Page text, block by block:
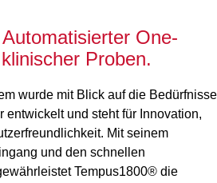
One-
Proben.
wurde mit Blick auf die Bedürfnisse
entwickelt und steht für Innovation,
Mit seinem
und den schnellen
Tempus1800® die